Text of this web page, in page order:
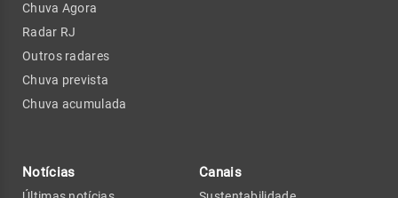
Chuva Agora
Radar RJ
Outros radares
Chuva prevista
Chuva acumulada
Notícias Canais